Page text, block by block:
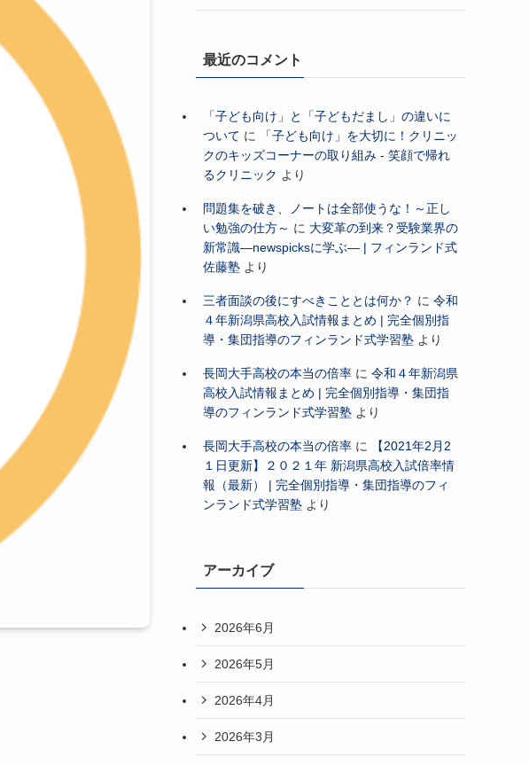
最近のコメント
「子ども向け」と「子どもだまし」の違いに
ついて に
「子ども向け」を大切に！クリニッ
クのキッズコーナーの取り組み - 笑顔で帰れ
るクリニック より
問題集を破き、ノートは全部使うな！～正し
い勉強の仕方～ に 大変革の到来？受験業界の
新常識―newspicksに学ぶ― | フィンランド式
佐藤塾 より
三者面談の後にすべきこととは何か？ に 令和
４年新潟県高校入試情報まとめ | 完全個別指
導・集団指導のフィンランド式学習塾 より
長岡大手高校の本当の倍率 に 令和４年新潟県
高校入試情報まとめ | 完全個別指導・集団指
導のフィンランド式学習塾 より
長岡大手高校の本当の倍率 に
【2021年2月2
１日更新】２０２１年 新潟県高校入試倍率情
報（最新） | 完全個別指導・集団指導のフィ
ンランド式学習塾 より
アーカイブ
2026年6月
2026年5月
2026年4月
2026年3月